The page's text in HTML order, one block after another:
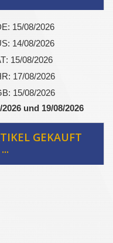
: 15/08/2026
: 14/08/2026
: 15/08/2026
: 17/08/2026
: 15/08/2026
und 19/08/2026
GEKAUFT